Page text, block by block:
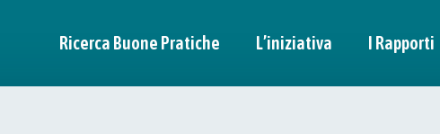
Ricerca Buone Pratiche L’iniziativa I Rapporti